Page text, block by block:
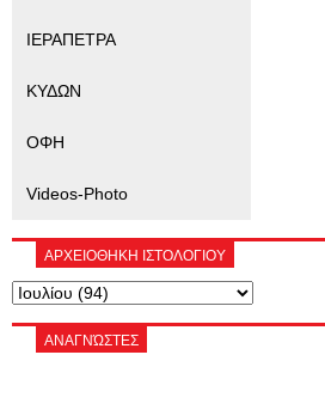
ΙΕΡΑΠΕΤΡΑ
ΚΥΔΩΝ
ΟΦΗ
Videos-Photo
ΑΡΧΕΙΟΘΗΚΗ ΙΣΤΟΛΟΓΙΟΥ
ΑΝΑΓΝΏΣΤΕΣ